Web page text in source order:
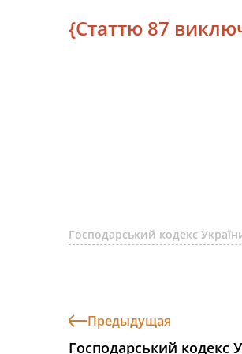
{Статтю 87
Господарський кодекс
Предыдущая
Господарський кодекс